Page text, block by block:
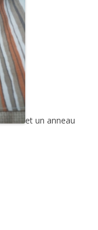
et un anneau